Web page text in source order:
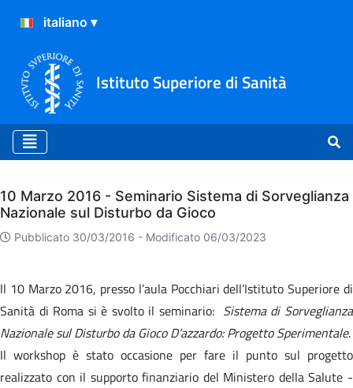
Istituto Superiore di Sanità
Archivio
10 Marzo 2016 - Seminario Sistema di Sorveglianza
Nazionale sul Disturbo da Gioco
Pubblicato 30/03/2016 - Modificato 06/03/2023
ll 10 Marzo 2016, presso l’aula Pocchiari dell’Istituto Superiore di
Sanità di Roma si è svolto il seminario: Sistema di Sorveglianza
Nazionale sul Disturbo da Gioco D’azzardo: Progetto Sperimentale.
Il workshop è stato occasione per fare il punto sul progetto
realizzato con il supporto finanziario del Ministero della Salute -